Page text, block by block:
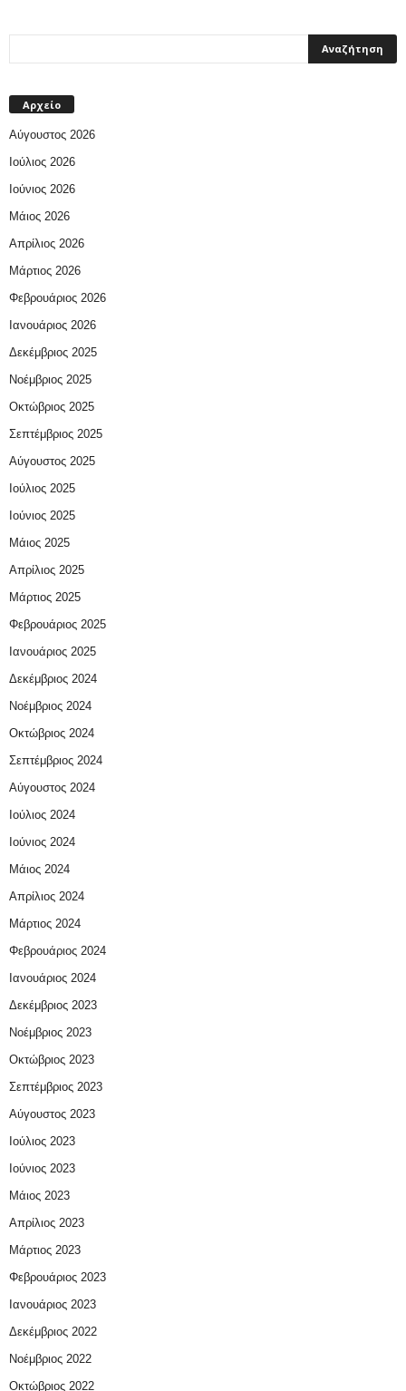
Αρχείο
Αύγουστος 2026
Ιούλιος 2026
Ιούνιος 2026
Μάιος 2026
Απρίλιος 2026
Μάρτιος 2026
Φεβρουάριος 2026
Ιανουάριος 2026
Δεκέμβριος 2025
Νοέμβριος 2025
Οκτώβριος 2025
Σεπτέμβριος 2025
Αύγουστος 2025
Ιούλιος 2025
Ιούνιος 2025
Μάιος 2025
Απρίλιος 2025
Μάρτιος 2025
Φεβρουάριος 2025
Ιανουάριος 2025
Δεκέμβριος 2024
Νοέμβριος 2024
Οκτώβριος 2024
Σεπτέμβριος 2024
Αύγουστος 2024
Ιούλιος 2024
Ιούνιος 2024
Μάιος 2024
Απρίλιος 2024
Μάρτιος 2024
Φεβρουάριος 2024
Ιανουάριος 2024
Δεκέμβριος 2023
Νοέμβριος 2023
Οκτώβριος 2023
Σεπτέμβριος 2023
Αύγουστος 2023
Ιούλιος 2023
Ιούνιος 2023
Μάιος 2023
Απρίλιος 2023
Μάρτιος 2023
Φεβρουάριος 2023
Ιανουάριος 2023
Δεκέμβριος 2022
Νοέμβριος 2022
Οκτώβριος 2022